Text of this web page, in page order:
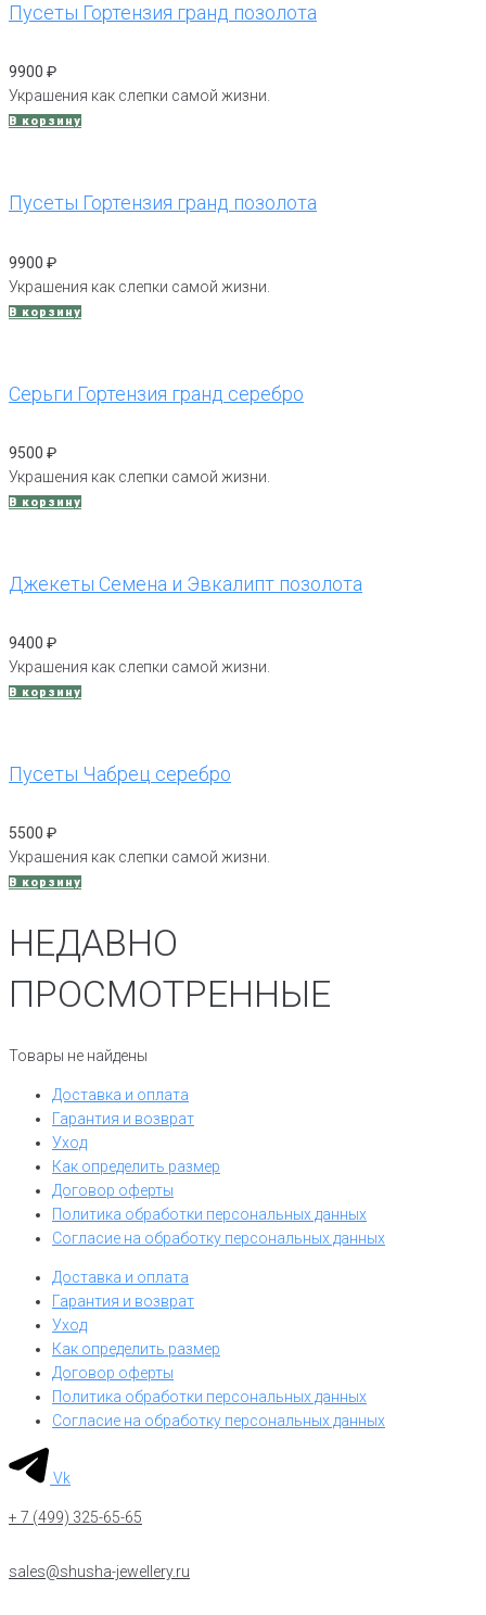
Пусеты Гортензия гранд позолота
9900 ₽
Украшения как слепки самой жизни.
В корзину
Пусеты Гортензия гранд позолота
9900 ₽
Украшения как слепки самой жизни.
В корзину
Серьги Гортензия гранд серебро
9500 ₽
Украшения как слепки самой жизни.
В корзину
Джекеты Семена и Эвкалипт позолота
9400 ₽
Украшения как слепки самой жизни.
В корзину
Пусеты Чабрец серебро
5500 ₽
Украшения как слепки самой жизни.
В корзину
НЕДАВНО
ПРОСМОТРЕННЫЕ
Товары не найдены
Доставка и оплата
Гарантия и возврат
Уход
Как определить размер
Договор оферты
Политика обработки персональных данных
Согласие на обработку персональных данных
Доставка и оплата
Гарантия и возврат
Уход
Как определить размер
Договор оферты
Политика обработки персональных данных
Согласие на обработку персональных данных
Vk
+ 7 (499) 325-65-65
sales@shusha-jewellery.ru